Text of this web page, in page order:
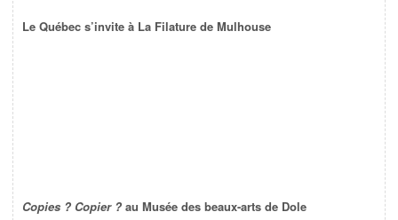
Le Québec s’invite à La Filature de Mulhouse
Copies ? Copier ? au Musée des beaux-arts de Dole